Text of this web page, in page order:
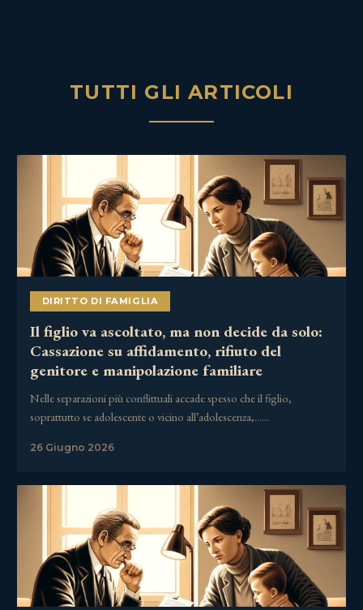
TUTTI GLI ARTICOLI
DIRITTO DI FAMIGLIA
Il figlio va ascoltato, ma non decide da solo:
Cassazione su affidamento, rifiuto del
genitore e manipolazione familiare
Nelle separazioni più conflittuali accade spesso che il figlio,
soprattutto se adolescente o vicino all’adolescenza,……
26 Giugno 2026